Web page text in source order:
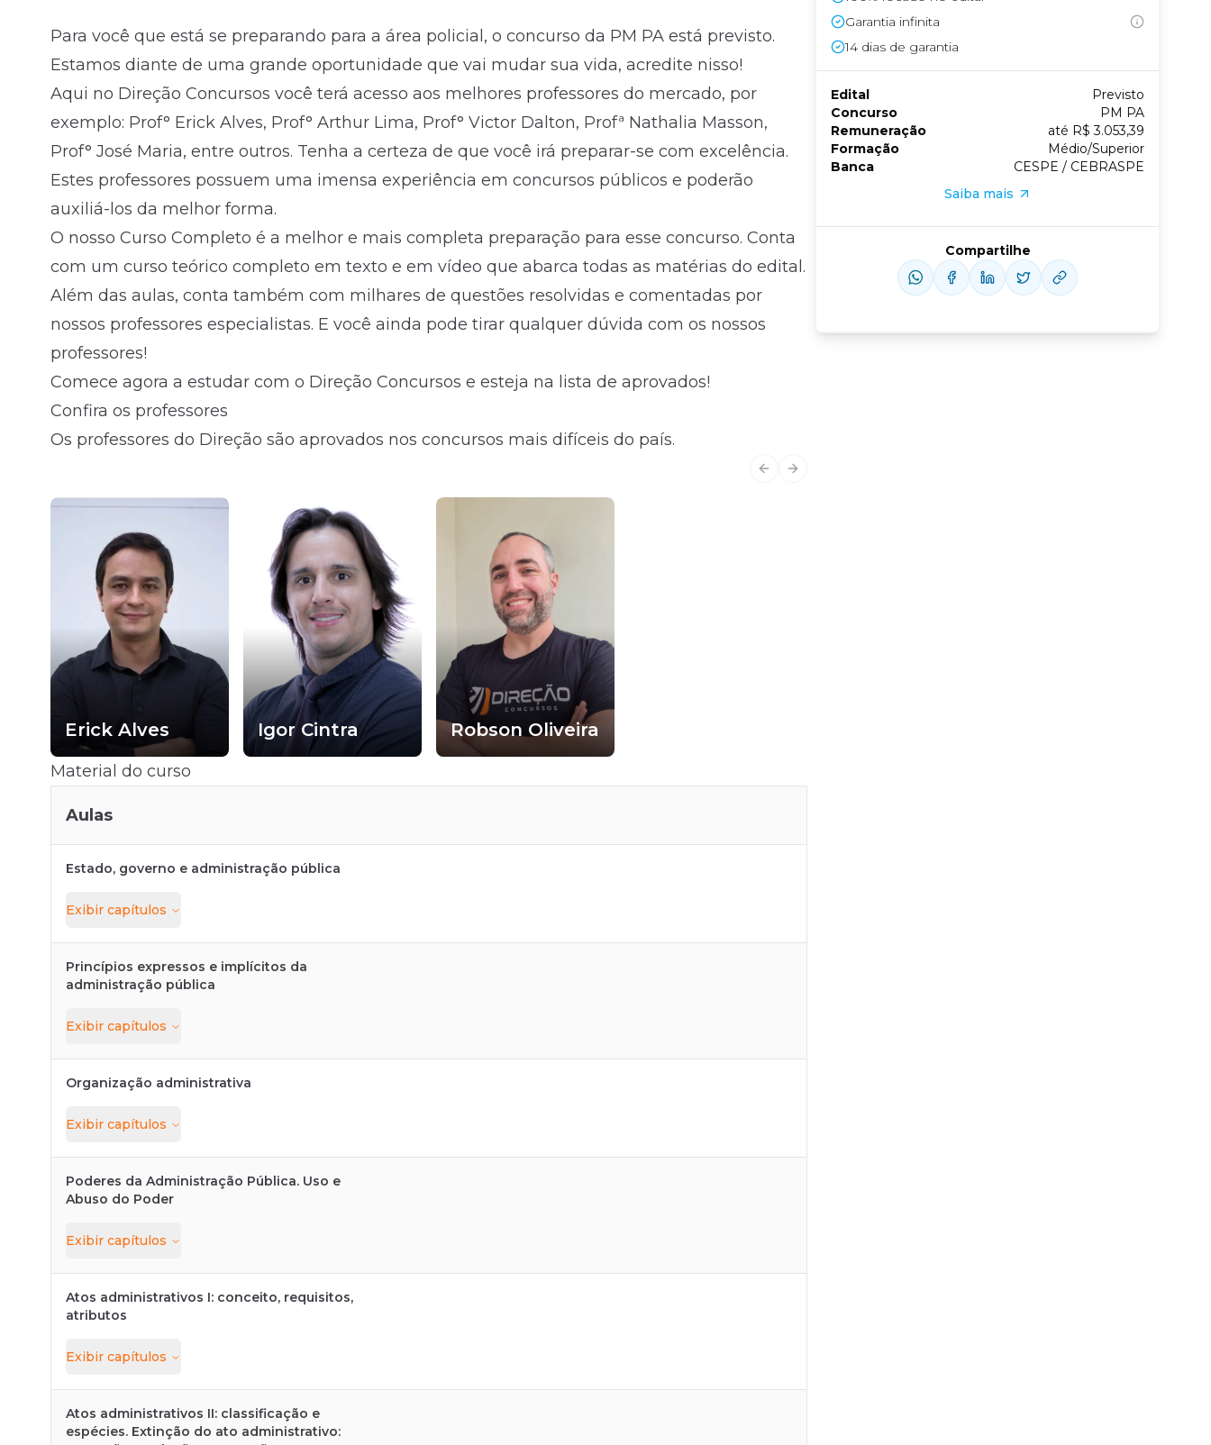
Fale com o time comercial
Para você que está se preparando para a área policial, o concurso da PM PA está previsto.
Estamos diante de uma grande oportunidade que vai mudar sua vida, acredite nisso!
Aqui no Direção Concursos você terá acesso aos melhores professores do mercado, por
exemplo: Prof° Erick Alves, Prof° Arthur Lima, Prof° Victor Dalton, Profª Nathalia Masson,
Prof° José Maria, entre outros. Tenha a certeza de que você irá preparar-se com excelência.
Estes professores possuem uma imensa experiência em concursos públicos e poderão
auxiliá-los da melhor forma.
O nosso Curso Completo é a melhor e mais completa preparação para esse concurso. Conta
com um curso teórico completo em texto e em vídeo que abarca todas as matérias do edital.
Além das aulas, conta também com milhares de questões resolvidas e comentadas por
nossos professores especialistas. E você ainda pode tirar qualquer dúvida com os nossos
professores!
Comece agora a estudar com o Direção Concursos e esteja na lista de aprovados!
Confira os professores
Os professores do Direção são aprovados nos concursos mais difíceis do país.
Previous slide
Next slide
Erick Alves Igor Cintra Robson Oliveira
Material do curso
Aulas
Estado, governo e administração pública
Exibir capítulos
Princípios expressos e implícitos da
administração pública
Exibir capítulos
Organização administrativa
Exibir capítulos
Poderes da Administração Pública. Uso e
Abuso do Poder
Exibir capítulos
Atos administrativos I: conceito, requisitos,
atributos
Exibir capítulos
Atos administrativos II: classificação e
espécies. Extinção do ato administrativo:
Garantia infinita
14 dias de garantia
Edital
Previsto
Concurso
PM PA
Remuneração
até R$ 3.053,39
Formação
Médio/Superior
Banca
CESPE / CEBRASPE
Saiba mais
Compartilhe